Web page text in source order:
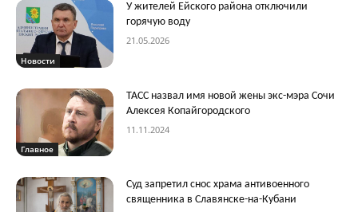
Новости
У жителей Ейского района отключили
горячую воду
21.05.2026
Главное
ТАСС назвал имя новой жены экс-мэра Сочи
Алексея Копайгородского
11.11.2024
Суд запретил снос храма антивоенного
священника в Славянске-на-Кубани